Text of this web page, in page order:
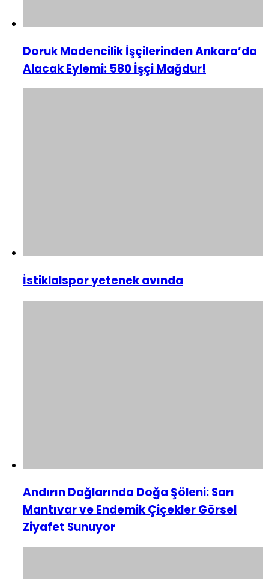
Doruk Madencilik İşçilerinden Ankara’da
Alacak Eylemi: 580 İşçi Mağdur!
İstiklalspor yetenek avında
Andırın Dağlarında Doğa Şöleni: Sarı
Mantıvar ve Endemik Çiçekler Görsel
Ziyafet Sunuyor